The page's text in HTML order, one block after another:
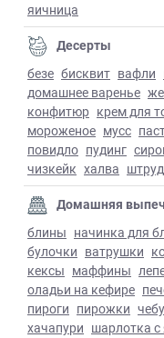
яичница
Десерты
безе бисквит вафли
домашнее варенье
конфитюр крем для
мороженое мусс
повидло пудинг
чизкейк халва
Домашняя
блины начинка для
булочки ватрушки
кексы маффины
оладьи на кефире
пироги пирожки
хачапури шарлотка